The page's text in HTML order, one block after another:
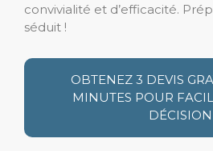
convivialité et d’efficacité.
séduit !
OBTENEZ 3 DEVIS
MINUTES POUR
DÉCISION